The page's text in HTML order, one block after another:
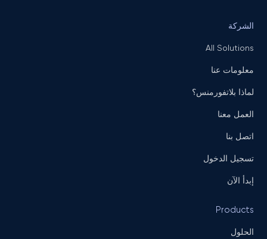
الشركة
All Solutions
معلومات عنا
لماذا بلاتفورمنس؟
العمل معنا
اتصل بنا
تسجيل الدخول
إبدأ الآن
Products
الحلول